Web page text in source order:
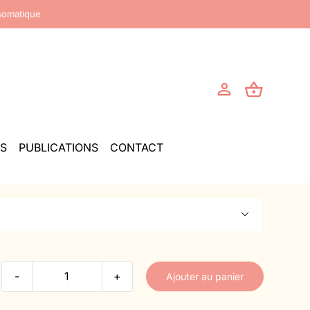
PUBLICATIONS CONTACT

quantité
Ajouter au panier